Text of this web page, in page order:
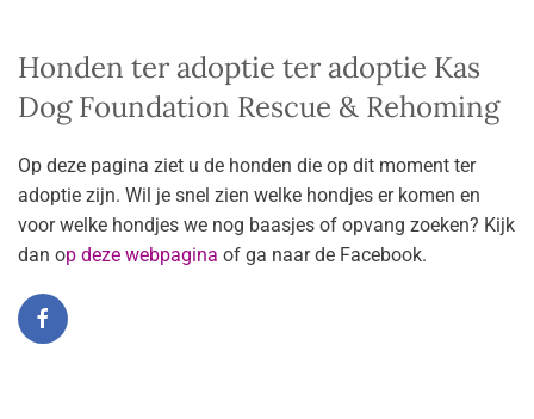
Honden ter adoptie ter adoptie Kas
Dog Foundation Rescue & Rehoming
Op deze pagina ziet u de honden die op dit moment ter
adoptie zijn. Wil je snel zien welke hondjes er komen en
voor welke hondjes we nog baasjes of opvang zoeken? Kijk
dan op deze webpagina of ga naar de Facebook.